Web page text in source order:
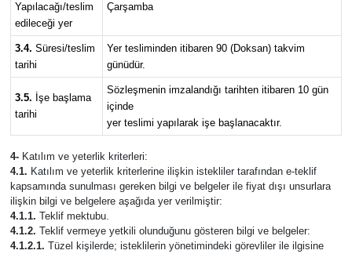
Yapılacağı/teslim
edileceği yer
Çarşamba
3.4. Süresi/teslim
tarihi
Yer tesliminden itibaren 90 (Doksan) takvim
günüdür.
3.5. İşe başlama
tarihi
Sözleşmenin imzalandığı tarihten itibaren 10 gün
içinde
yer teslimi yapılarak işe başlanacaktır.
4-Katılım ve yeterlik kriterleri:
4.1. Katılım ve yeterlik kriterlerine ilişkin istekliler tarafından e-teklif
kapsamında sunulması gereken bilgi ve belgeler ile fiyat dışı unsurlara
ilişkin bilgi ve belgelere aşağıda yer verilmiştir:
4.1.1. Teklif mektubu.
4.1.2. Teklif vermeye yetkili olunduğunu gösteren bilgi ve belgeler:
4.1.2.1. Tüzel kişilerde; isteklilerin yönetimindeki görevliler ile ilgisine